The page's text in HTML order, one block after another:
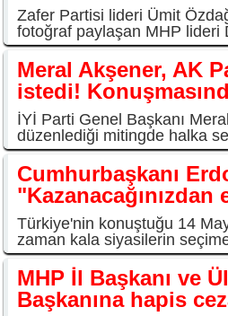
Zafer Partisi lideri Ümit
fotoğraf paylaşan MHP lideri
Meral Akşener, AK
istedi!
İYİ Parti Genel Başkanı
düzenlediği mitingde halka
Cumhurbaşkanı
Türkiye'nin konuştuğu 14
zaman kala siyasilerin
MHP İl Başkanı ve
Başkanına hapis